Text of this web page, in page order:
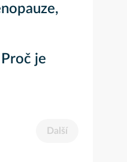
je
Další